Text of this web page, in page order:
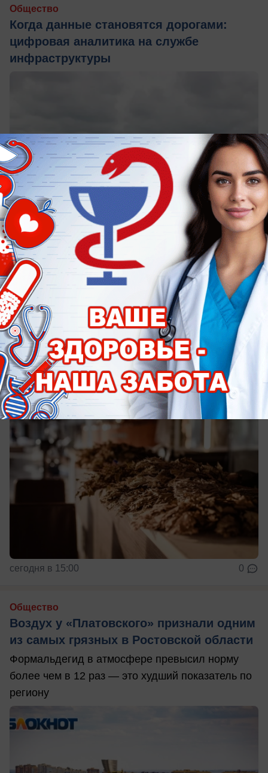
Общество
Когда данные становятся дорогами:
цифровая аналитика на службе
инфраструктуры
сегодня в 15:35 0
Общество
Вечера созданы для бани: в City Creek
действует новая выгодная акция
В августе после 18:00 вход со скидкой 50%
сегодня в 15:00 0
Общество
Воздух у «Платовского» признали одним
из самых грязных в Ростовской области
Формальдегид в атмосфере превысил норму
более чем в 12 раз — это худший показатель по
региону